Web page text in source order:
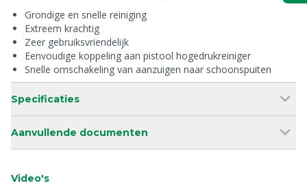
Grondige en snelle reiniging
Extreem krachtig
Zeer gebruiksvriendelijk
Eenvoudige koppeling aan pistool hogedrukreiniger
Snelle omschakeling van aanzuigen naar schoonspuiten
Specificaties
Aanvullende documenten
Video's